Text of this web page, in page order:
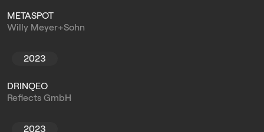
METASPOT
Willy Meyer+Sohn
2023
DRINQEO
Reflects GmbH
2023